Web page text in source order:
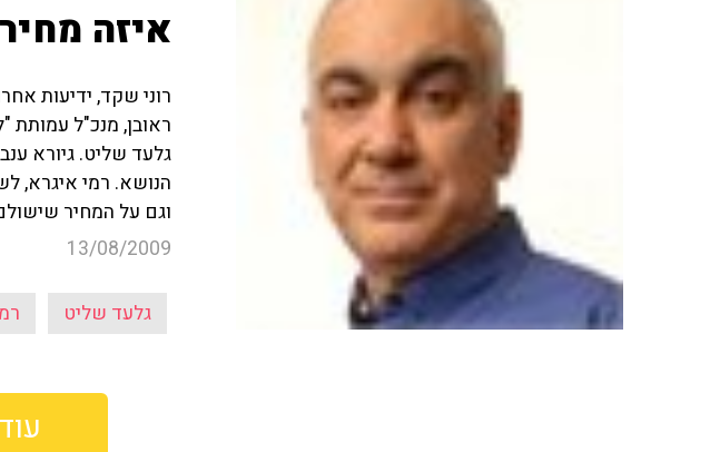
איזה
רוני שקד, ידיעות
ראובן, מנכ"ל
גלעד שליט. גיורא
הנושא. רמי איגרא,
וגם על המחיר
13/08/2009
גלעד שליט